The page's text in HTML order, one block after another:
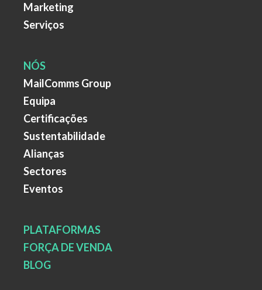
Marketing
Serviços
NÓS
MailComms Group
Equipa
Certificações
Sustentabilidade
Alianças
Sectores
Eventos
PLATAFORMAS
FORÇA DE VENDA
BLOG